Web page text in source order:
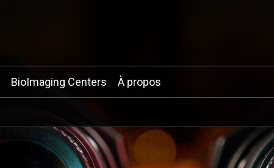
BioImaging Centers À propos